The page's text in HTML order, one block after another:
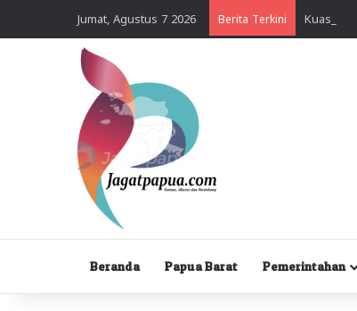
Jumat, Agustus 7 2026 Berita Terkini
Beranda Papua Barat Pemerintahan